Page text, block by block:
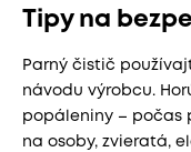
Tipy na
Parný čistič
návodu výrobcu.
popáleniny – počas
na osoby, zvieratá,